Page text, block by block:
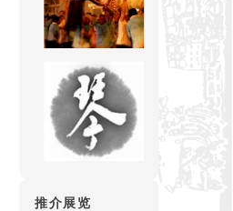
推介展览